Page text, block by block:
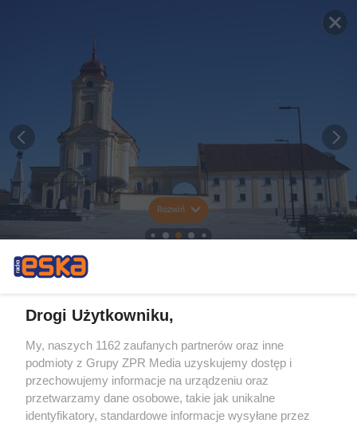
Rozwiń
Drogi Użytkowniku,
My, naszych 1162 zaufanych partnerów oraz inne
podmioty z Grupy ZPR Media uzyskujemy dostęp i
przechowujemy informacje na urządzeniu oraz
przetwarzamy dane osobowe, takie jak unikalne
identyfikatory, standardowe informacje wysyłane przez